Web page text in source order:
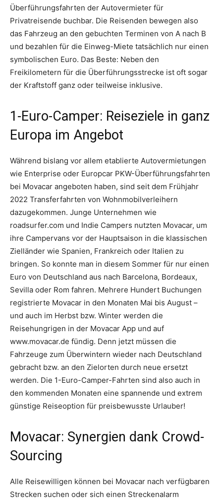
Überführungsfahrten der Autovermieter für
Privatreisende buchbar. Die Reisenden bewegen also
das Fahrzeug an den gebuchten Terminen von A nach B
und bezahlen für die Einweg-Miete tatsächlich nur einen
symbolischen Euro. Das Beste: Neben den
Freikilometern für die Überführungsstrecke ist oft sogar
der Kraftstoff ganz oder teilweise inklusive.
1-Euro-Camper: Reiseziele in ganz
Europa im Angebot
Während bislang vor allem etablierte Autovermietungen
wie Enterprise oder Europcar PKW-Überführungsfahrten
bei Movacar angeboten haben, sind seit dem Frühjahr
2022 Transferfahrten von Wohnmobilverleihern
dazugekommen. Junge Unternehmen wie
roadsurfer.com und Indie Campers nutzten Movacar, um
ihre Campervans vor der Hauptsaison in die klassischen
Zielländer wie Spanien, Frankreich oder Italien zu
bringen. So konnte man in diesem Sommer für nur einen
Euro von Deutschland aus nach Barcelona, Bordeaux,
Sevilla oder Rom fahren. Mehrere Hundert Buchungen
registrierte Movacar in den Monaten Mai bis August –
und auch im Herbst bzw. Winter werden die
Reisehungrigen in der Movacar App und auf
www.movacar.de fündig. Denn jetzt müssen die
Fahrzeuge zum Überwintern wieder nach Deutschland
gebracht bzw. an den Zielorten durch neue ersetzt
werden. Die 1-Euro-Camper-Fahrten sind also auch in
den kommenden Monaten eine spannende und extrem
günstige Reiseoption für preisbewusste Urlauber!
Movacar: Synergien dank Crowd-
Sourcing
Alle Reisewilligen können bei Movacar nach verfügbaren
Strecken suchen oder sich einen Streckenalarm